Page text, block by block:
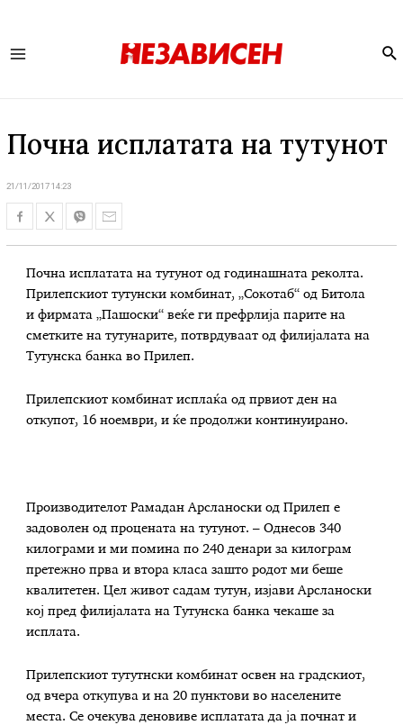
Почна исплатата на тутунот
21/11/2017 14:23
Почна исплатата на тутунот од годинашната реколта.
Прилепскиот тутунски комбинат, „Сокотаб“ од Битола
и фирмата „Пашоски“ веќе ги префрлија парите на
сметките на тутунарите, потврдуваат од филијалата на
Тутунска банка во Прилеп.
Прилепскиот комбинат исплаќа од првиот ден на
откупот, 16 ноември, и ќе продолжи континуирано.
Производителот Рамадан Арсланоски од Прилеп е
задоволен од процената на тутунот. – Однесов 340
килограми и ми помина по 240 денари за килограм
претежно прва и втора класа зашто родот ми беше
квалитетен. Цел живот садам тутун, изјави Арсланоски
кој пред филијалата на Тутунска банка чекаше за
исплата.
Прилепскиот тутутнски комбинат освен на градскиот,
од вчера откупува и на 20 пунктови во населените
места. Се очекува деновиве исплатата да ја почнат и